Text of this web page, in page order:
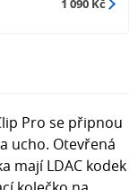
1 090 Kč